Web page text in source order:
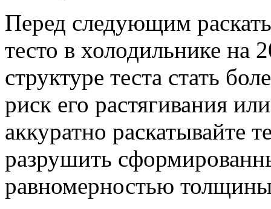
Перед следующим
тесто в холодильнике на
структуре теста стать
риск его растягивания
аккуратно раскатывайте
разрушить
равномерностью